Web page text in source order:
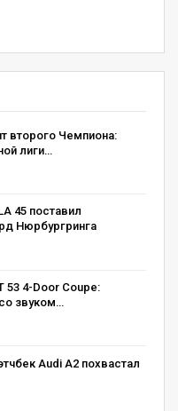
стоит от 8200
черными дверными
версии нет,
комплектации,
8700 долларов.
версии
и Mazda
autoreview.ru
второго Чемпиона:
лиги…
45 поставил
Нюрбургринга
53 4-Door Coupe:
звуком…
Audi A2 похвастал